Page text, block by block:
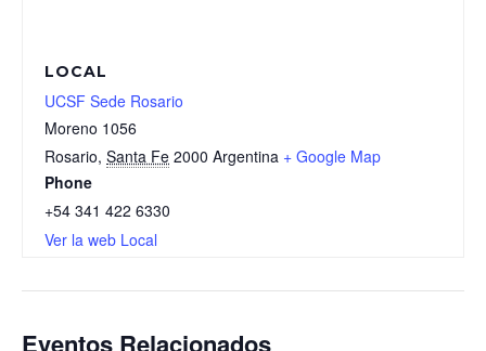
LOCAL
UCSF Sede Rosario
Moreno 1056
Rosario, Santa Fe 2000 Argentina + Google Map
Phone
+54 341 422 6330
Ver la web Local
Eventos Relacionados